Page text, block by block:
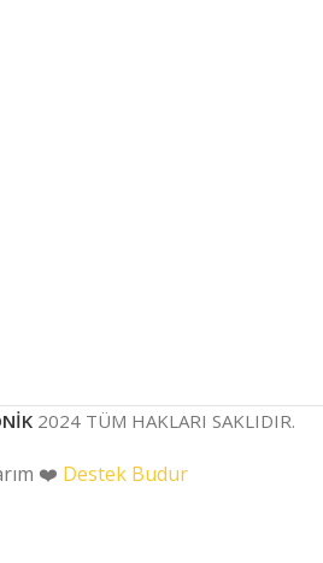
2024 TÜM HAKLARI SAKLIDIR.
❤️ Destek Budur